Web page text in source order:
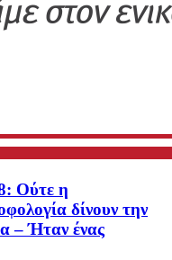
Ούτε η
δίνουν την
– Ήταν ένας